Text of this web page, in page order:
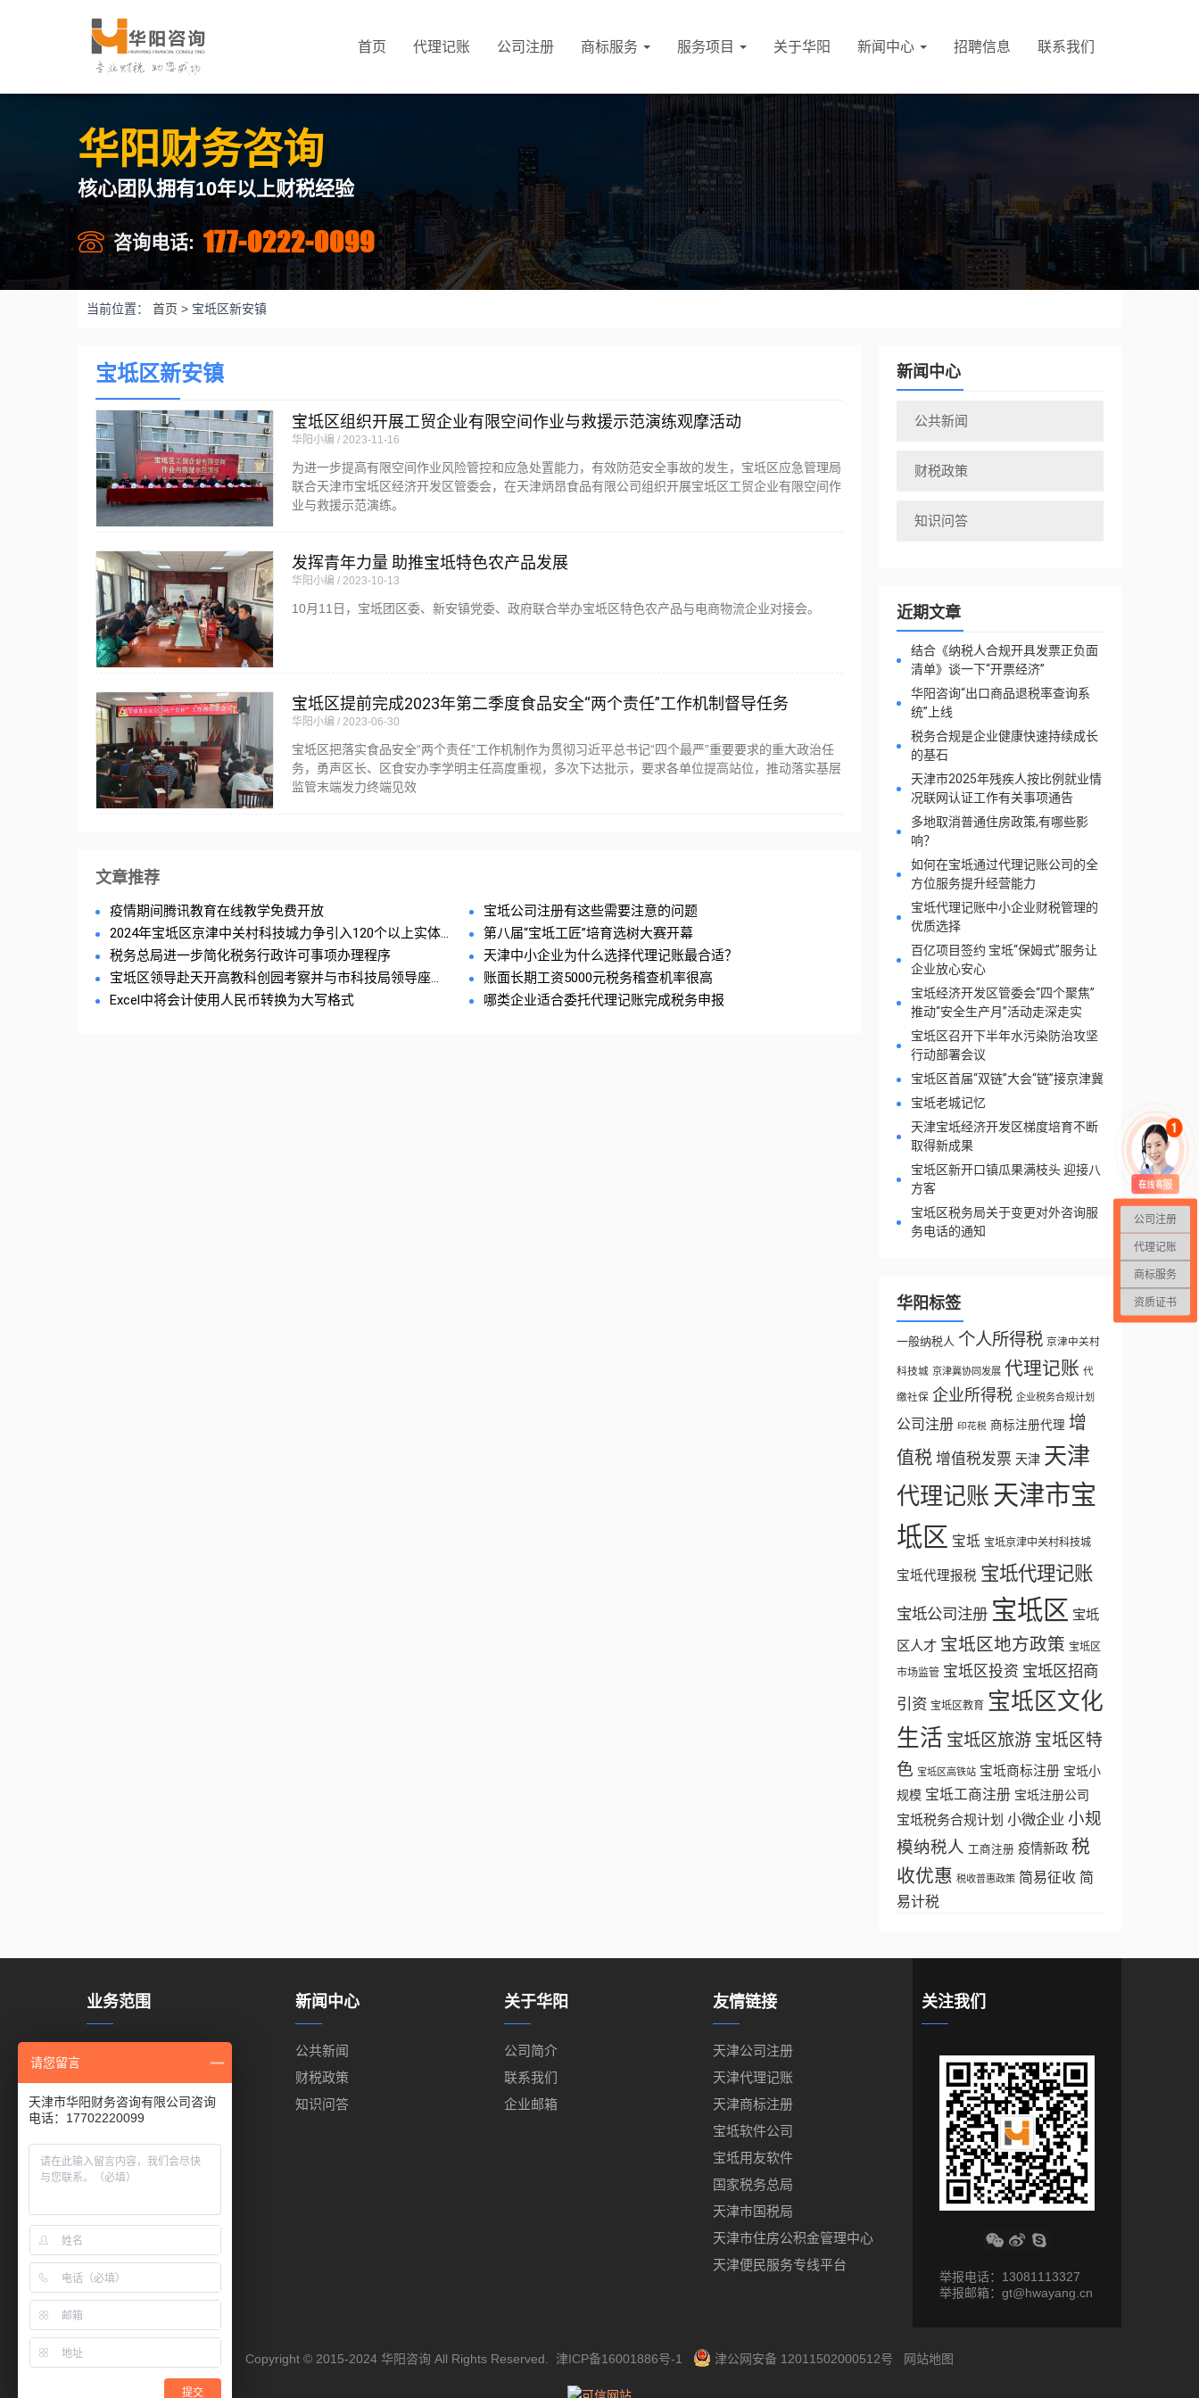
首页 代理记账 公司注册 商标服务 服务项目 关于华阳 新闻中心 招聘信息 联系我们
华阳财务咨询
核心团队拥有10年以上财税经验
咨询电话: 177-0222-0099
当前位置： 首页 > 宝坻区新安镇
宝坻区新安镇
宝坻区组织开展工贸企业有限空间作业与救援示范演练观摩活动
华阳小编 2023-11-16
为进一步提高有限空间作业风险管控和应急处置能力，有效防范安全事故的发生，宝坻区应急管理局
联合天津市宝坻区经济开发区管委会，在天津炳昂食品有限公司组织开展宝坻区工贸企业有限空间作
业与救援示范演练。
发挥青年力量 助推宝坻特色农产品发展
华阳小编 2023-10-13
10月11日，宝坻团区委、新安镇党委、政府联合举办宝坻区特色农产品与电商物流企业对接会。
宝坻区提前完成2023年第二季度食品安全“两个责任”工作机制督导任务
华阳小编 2023-06-30
宝坻区把落实食品安全“两个责任”工作机制作为贯彻习近平总书记“四个最严”重要要求的重大政治任
务，勇声区长、区食安办李学明主任高度重视，多次下达批示，要求各单位提高站位，推动落实基层
监管末端发力终端见效
文章推荐
疫情期间腾讯教育在线教学免费开放
宝坻公司注册有这些需要注意的问题
2024年宝坻区京津中关村科技城力争引入120个以上实体...
第八届“宝坻工匠”培育选树大赛开幕
税务总局进一步简化税务行政许可事项办理程序
天津中小企业为什么选择代理记账最合适？
宝坻区领导赴天开高教科创园考察并与市科技局领导座...
账面长期工资5000元税务稽查机率很高
Excel中将会计使用人民币转换为大写格式
哪类企业适合委托代理记账完成税务申报
新闻中心
公共新闻
财税政策
知识问答
近期文章
结合《纳税人合规开具发票正负面
清单》谈一下“开票经济”
华阳咨询“出口商品退税率查询系
统”上线
税务合规是企业健康快速持续成长
的基石
天津市2025年残疾人按比例就业情
况联网认证工作有关事项通告
多地取消普通住房政策,有哪些影
响？
如何在宝坻通过代理记账公司的全
方位服务提升经营能力
宝坻代理记账中小企业财税管理的
优质选择
百亿项目签约 宝坻“保姆式”服务让
企业放心安心
宝坻经济开发区管委会“四个聚焦”
推动“安全生产月”活动走深走实
宝坻区召开下半年水污染防治攻坚
行动部署会议
宝坻区首届“双链”大会“链”接京津冀
宝坻老城记忆
天津宝坻经济开发区梯度培育不断
取得新成果
宝坻区新开口镇瓜果满枝头 迎接八
方客
宝坻区税务局关于变更对外咨询服
务电话的通知
华阳标签
一般纳税人 个人所得税 京津中关村
科技城 京津冀协同发展 代理记账 代
缴社保 企业所得税 企业税务合规计划
公司注册 印花税 商标注册代理 增
值税 增值税发票 天津 天津
代理记账 天津市宝
坻区 宝坻 宝坻京津中关村科技城
宝坻代理报税 宝坻代理记账
宝坻公司注册 宝坻区 宝坻
区人才 宝坻区地方政策 宝坻区
市场监管 宝坻区投资 宝坻区招商
引资 宝坻区教育 宝坻区文化
生活 宝坻区旅游 宝坻区特
色 宝坻区高铁站 宝坻商标注册 宝坻小
规模 宝坻工商注册 宝坻注册公司
宝坻税务合规计划 小微企业 小规
模纳税人 工商注册 疫情新政 税
收优惠 税收普惠政策 简易征收 简
易计税
业务范围
工商注册
商标注册
代缴公积金
代缴社保
新闻中心
公共新闻
财税政策
知识问答
关于华阳
公司简介
联系我们
企业邮箱
友情链接
天津公司注册
天津代理记账
天津商标注册
宝坻软件公司
宝坻用友软件
国家税务总局
天津市国税局
天津市住房公积金管理中心
天津便民服务专线平台
关注我们
举报电话：13081113327
举报邮箱：gt@hwayang.cn
Copyright © 2015-2024 华阳咨询 All Rights Reserved. 津ICP备16001886号-1 津公网安备 12011502000512号 网站地图
公司注册
代理记账
商标服务
资质证书
请您留言
天津市华阳财务咨询有限公司咨询
电话：17702220099
提交